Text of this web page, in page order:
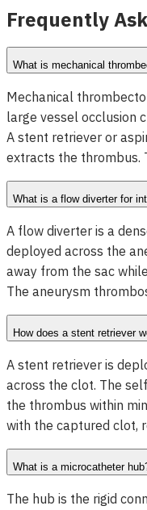
Frequently
What is mechanical
Mechanical
large vessel occlusion
A stent retriever or
extracts the thrombus.
What is a flow diverter for
A flow diverter is a
deployed across the
away from the sac
The aneurysm
How does a stent retriever
A stent retriever is
across the clot. The
the thrombus within
with the captured clot,
What is a microcatheter
The hub is the rigid